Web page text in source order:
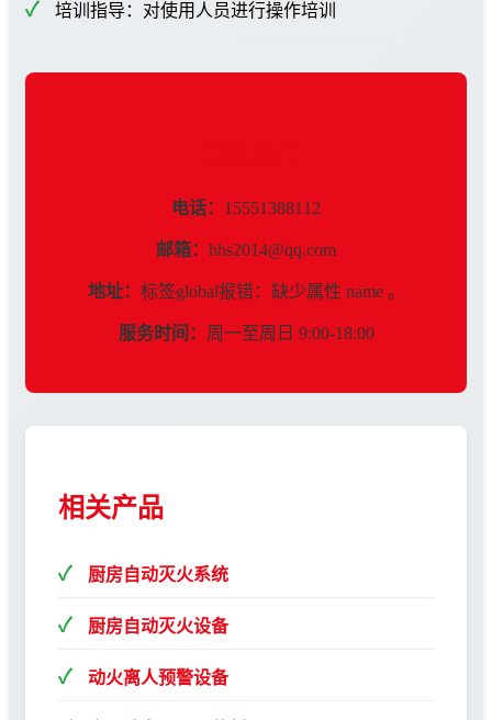
培训指导：对使用人员进行操作培训
电话： 15551388112
邮箱： hhs2014@qq.com
地址： 标签global报错：缺少属性 name 。
服务时间： 周一至周日 9:00-18:00
相关产品
厨房自动灭火系统
厨房自动灭火设备
动火离人预警设备